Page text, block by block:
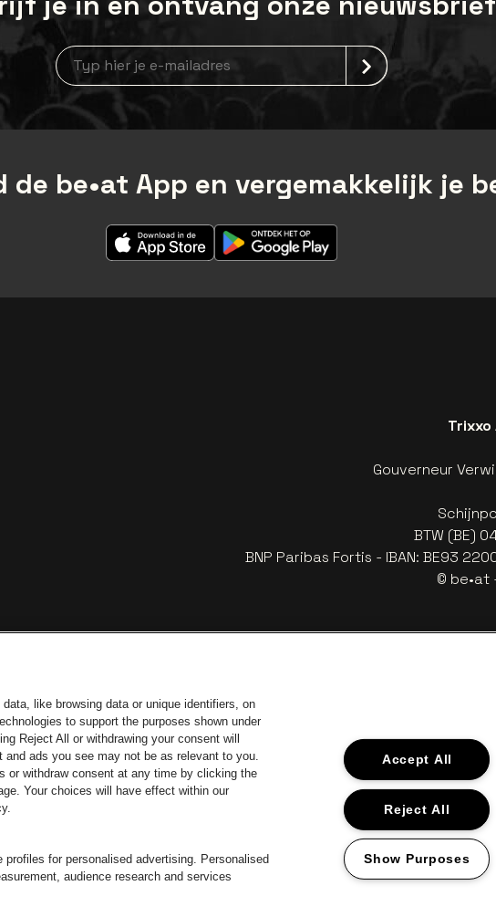
Nieuwsbrief aanmelding
de be•at App en vergemakkelijk je
Trixxo
Gouverneur
BTW (BE)
BNP Paribas Fortis - IBAN: BE93
© be•at
de website van EuropcarGa naar de website van Voka Limburg
Ga naar de website van JupilerGa naar de
van Aperol
website van Champagne Pommery
Ga naar de website van Het logo van Jameson in offwhite
Ga naar de website van Het logo van Lillet
Ga naar deGa naar
like browsing data or unique identifiers, on
to support the purposes shown under
Reject All or withdrawing your consent will
ads you see may not be as relevant to you.
or withdraw consent at any time by clicking the
Your choices will have effect within our
for personalised advertising. Personalised
audience research and services
Accept All
Reject All
Show Purposes